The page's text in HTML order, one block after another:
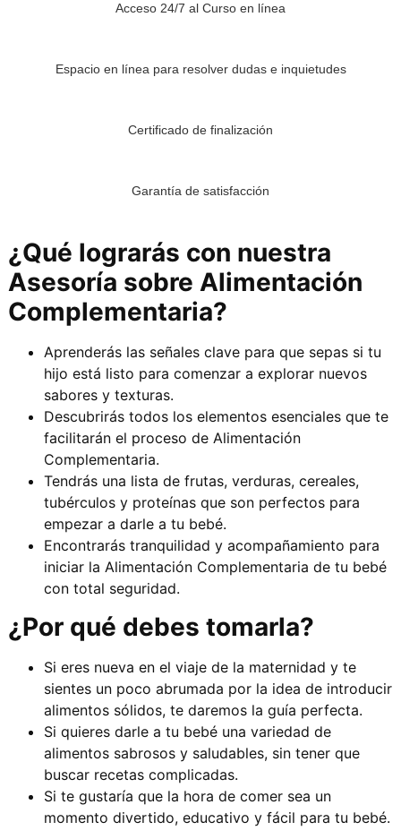
Acceso 24/7 al Curso en línea
Espacio en línea para resolver dudas e inquietudes
Certificado de finalización
Garantía de satisfacción
¿Qué lograrás con nuestra
Asesoría sobre Alimentación
Complementaria?
Aprenderás las señales clave para que sepas si tu
hijo está listo para comenzar a explorar nuevos
sabores y texturas.
Descubrirás todos los elementos esenciales que te
facilitarán el proceso de Alimentación
Complementaria.
Tendrás una lista de frutas, verduras, cereales,
tubérculos y proteínas que son perfectos para
empezar a darle a tu bebé.
Encontrarás tranquilidad y acompañamiento para
iniciar la Alimentación Complementaria de tu bebé
con total seguridad.
¿Por qué debes tomarla?
Si eres nueva en el viaje de la maternidad y te
sientes un poco abrumada por la idea de introducir
alimentos sólidos, te daremos la guía perfecta.
Si quieres darle a tu bebé una variedad de
alimentos sabrosos y saludables, sin tener que
buscar recetas complicadas.
Si te gustaría que la hora de comer sea un
momento divertido, educativo y fácil para tu bebé.